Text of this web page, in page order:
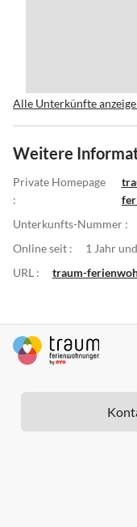
Alle Unterkünfte
Weitere
Private Homepage
:
Unterkunfts-Nummer :
Online seit :
1 Jahr
URL :
traum-